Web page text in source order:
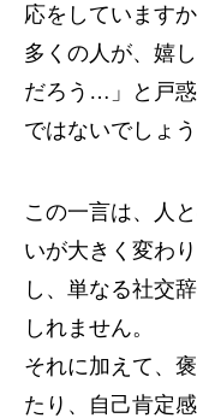
応をしていますか
多くの人が、嬉
だろう…」と戸
ではないでしょう
この一言は、人
いが大きく変わ
し、単なる社交
しれません。
それに加えて、
たり、自己肯定